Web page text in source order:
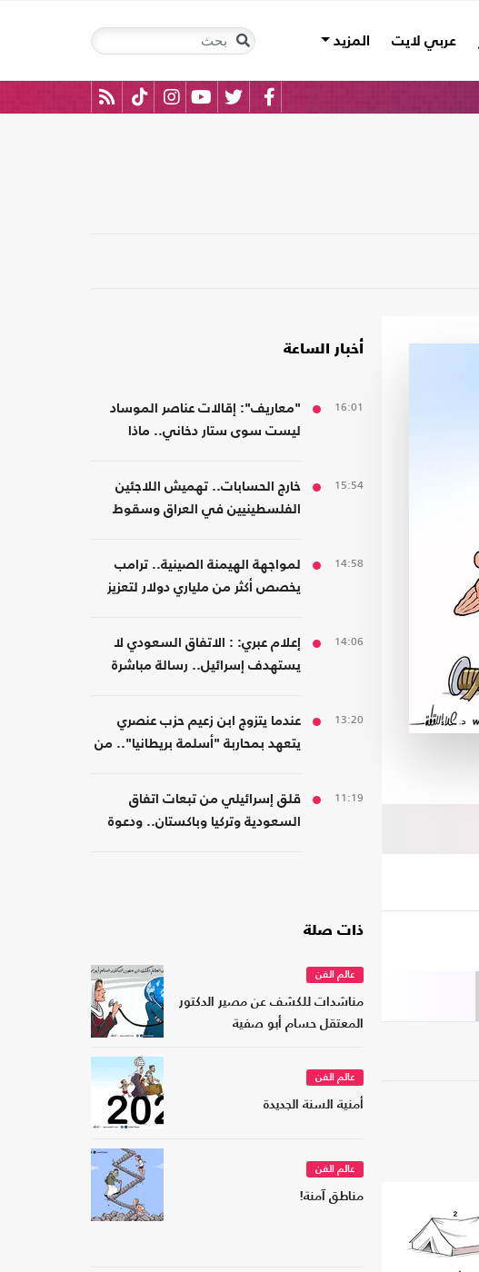
عربي لايت المزيد
أخبار الساعة
16:01
"معاريف": إقالات عناصر الموساد
ليست سوى ستار دخاني.. ماذا
15:54
خارج الحسابات.. تهميش اللاجئين
الفلسطينيين في العراق وسقوط
14:58
لمواجهة الهيمنة الصينية.. ترامب
يخصص أكثر من ملياري دولار لتعزيز
14:06
إعلام عبري: : الاتفاق السعودي لا
يستهدف إسرائيل.. رسالة مباشرة
13:20
عندما يتزوج ابن زعيم حزب عنصري
يتعهد بمحاربة "أسلمة بريطانيا".. من
11:19
قلق إسرائيلي من تبعات اتفاق
السعودية وتركيا وباكستان.. ودعوة
ذات صلة
عالم الفن
مناشدات للكشف عن مصير الدكتور
المعتقل حسام أبو صفية
عالم الفن
أمنية السنة الجديدة
عالم الفن
مناطق آمنة!